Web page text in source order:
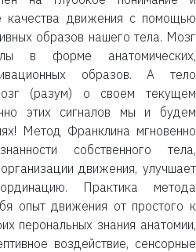
качества движения с помощью
образов нашего тела. Мозг
в форме анатомических,
образов. А тело
(разум) о своем текущем
этих сигналов мы и будем
Метод Франклина мгновенно
собственного тела,
движения, улучшает
Практика метода
опыт движения от простого к
перональных знания анатомии,
воздействие, сенсорные